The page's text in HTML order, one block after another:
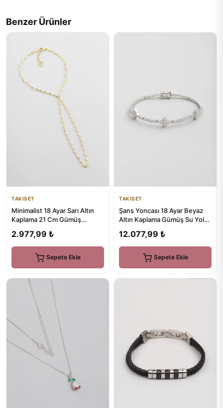
Benzer Ürünler
TAKISET
Minimalist 18 Ayar Sarı Altın
Kaplama 21 Cm Gümüş
2.977,99 ₺
Sepete Ekle
TAKISET
Şans Yoncası 18 Ayar Beyaz
Altın Kaplama Gümüş Su Yolu
12.077,99 ₺
Sepete Ekle